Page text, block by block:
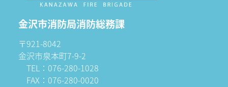
金沢市消防局消防総務課
〒921-8042
金沢市泉本町7-9-2
TEL：076-280-1028
FAX：076-280-0020